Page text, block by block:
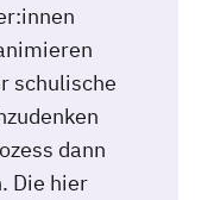
schulische
dann
Die hier